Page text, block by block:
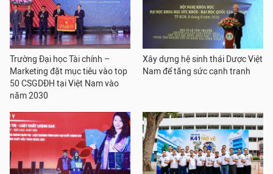
Trường Đại học Tài chính –
Marketing đặt mục tiêu vào top
50 CSGDĐH tại Việt Nam vào
năm 2030
Xây dựng hệ sinh thái Dược Việt
Nam để tăng sức cạnh tranh